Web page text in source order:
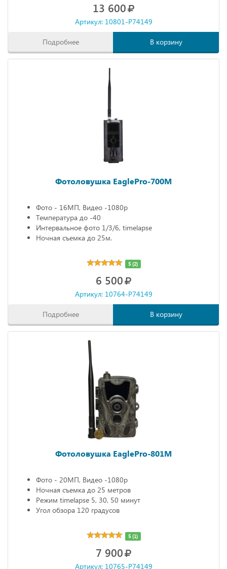
13 600
Артикул: 10801-P74149
Подробнее В корзину
Фотоловушка EaglePro-700M
Фото - 16МП, Видео -1080р
Температура до -40
Интервальное фото 1/3/6, timelapse
Ночная съемка до 25м.
5 (2)
6 500
Артикул: 10764-P74149
Подробнее В корзину
Фотоловушка EaglePro-801M
Фото - 20МП, Видео -1080р
Ночная съемка до 25 метров
Режим timelapse 5, 30, 50 минут
Угол обзора 120 градусов
5 (1)
7 900
Артикул: 10765-P74149